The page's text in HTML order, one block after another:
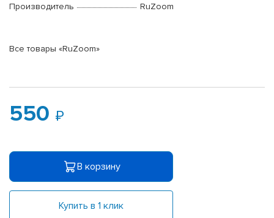
Производитель
RuZoom
Все товары «RuZoom»
550
В корзину
Купить в 1 клик